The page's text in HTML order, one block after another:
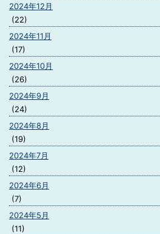
2024年12月
(22)
2024年11月
(17)
2024年10月
(26)
2024年9月
(24)
2024年8月
(19)
2024年7月
(12)
2024年6月
(7)
2024年5月
(11)